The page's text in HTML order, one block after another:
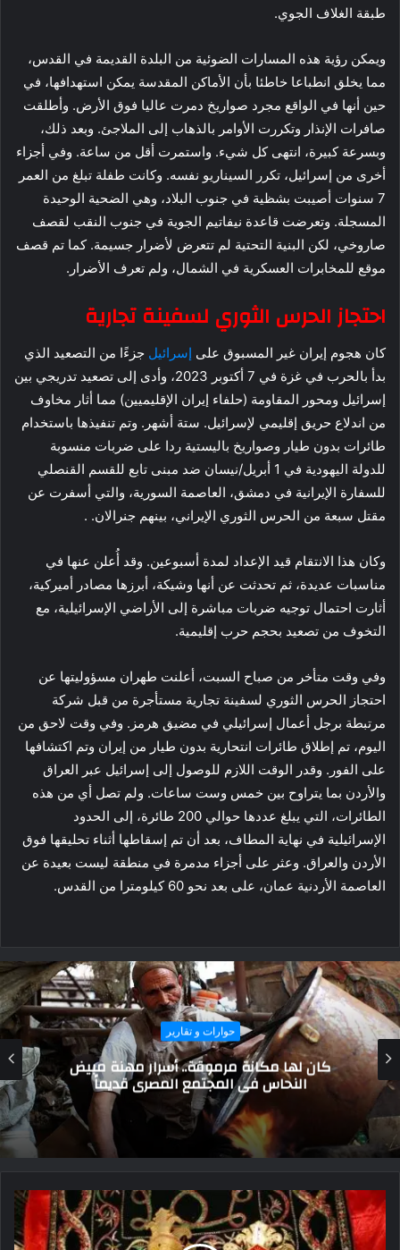
طبقة الغلاف الجوي.
ويمكن رؤية هذه المسارات الضوئية من البلدة القديمة في القدس،
مما يخلق انطباعا خاطئا بأن الأماكن المقدسة يمكن استهدافها، في
حين أنها في الواقع مجرد صواريخ دمرت عاليا فوق الأرض. وأطلقت
صافرات الإنذار وتكررت الأوامر بالذهاب إلى الملاجئ. وبعد ذلك،
وبسرعة كبيرة، انتهى كل شيء. واستمرت أقل من ساعة. وفي أجزاء
أخرى من إسرائيل، تكرر السيناريو نفسه. وكانت طفلة تبلغ من العمر
7 سنوات أصيبت بشظية في جنوب البلاد، وهي الضحية الوحيدة
المسجلة. وتعرضت قاعدة نيفاتيم الجوية في جنوب النقب لقصف
صاروخي، لكن البنية التحتية لم تتعرض لأضرار جسيمة. كما تم قصف
موقع للمخابرات العسكرية في الشمال، ولم تعرف الأضرار.
احتجاز الحرس الثوري لسفينة تجارية
كان هجوم إيران غير المسبوق على إسرائيل جزءًا من التصعيد الذي
بدأ بالحرب في غزة في 7 أكتوبر 2023، وأدى إلى تصعيد تدريجي بين
إسرائيل ومحور المقاومة (حلفاء إيران الإقليميين) مما أثار مخاوف
من اندلاع حريق إقليمي لإسرائيل. ستة أشهر. وتم تنفيذها باستخدام
طائرات بدون طيار وصواريخ باليستية ردا على ضربات منسوبة
للدولة اليهودية في 1 أبريل/نيسان ضد مبنى تابع للقسم القنصلي
للسفارة الإيرانية في دمشق، العاصمة السورية، والتي أسفرت عن
مقتل سبعة من الحرس الثوري الإيراني، بينهم جنرالان. .
وكان هذا الانتقام قيد الإعداد لمدة أسبوعين. وقد أُعلن عنها في
مناسبات عديدة، ثم تحدثت عن أنها وشيكة، أبرزها مصادر أميركية،
أثارت احتمال توجيه ضربات مباشرة إلى الأراضي الإسرائيلية، مع
التخوف من تصعيد بحجم حرب إقليمية.
وفي وقت متأخر من صباح السبت، أعلنت طهران مسؤوليتها عن
احتجاز الحرس الثوري لسفينة تجارية مستأجرة من قبل شركة
مرتبطة برجل أعمال إسرائيلي في مضيق هرمز. وفي وقت لاحق من
اليوم، تم إطلاق طائرات انتحارية بدون طيار من إيران وتم اكتشافها
على الفور. وقدر الوقت اللازم للوصول إلى إسرائيل عبر العراق
والأردن بما يتراوح بين خمس وست ساعات. ولم تصل أي من هذه
الطائرات، التي يبلغ عددها حوالي 200 طائرة، إلى الحدود
الإسرائيلية في نهاية المطاف، بعد أن تم إسقاطها أثناء تحليقها فوق
الأردن والعراق. وعثر على أجزاء مدمرة في منطقة ليست بعيدة عن
العاصمة الأردنية عمان، على بعد نحو 60 كيلومترا من القدس.
أهم الاخبار
عيد القوات الجوية الثاني والتسعين ملحمة
بطولية للنسور المصرية